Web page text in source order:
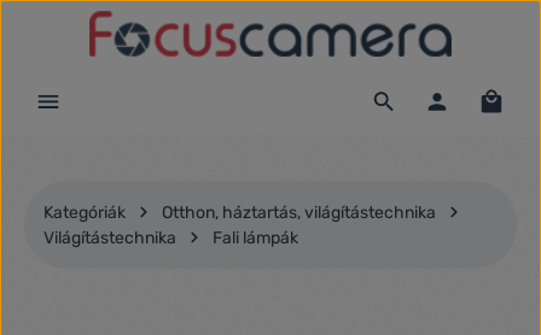
Ugrás a fő tartalomra
Kategóriák
Otthon, háztartás, világítástechnika
Világítástechnika
Fali lámpák